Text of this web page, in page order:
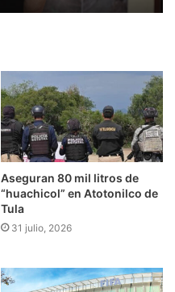
Aseguran 80 mil litros de
“huachicol” en Atotonilco de
Tula
31 julio, 2026